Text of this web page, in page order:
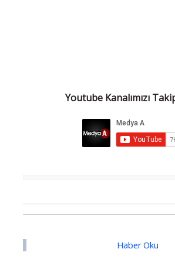
Youtube Kanalımızı
Haber Oku